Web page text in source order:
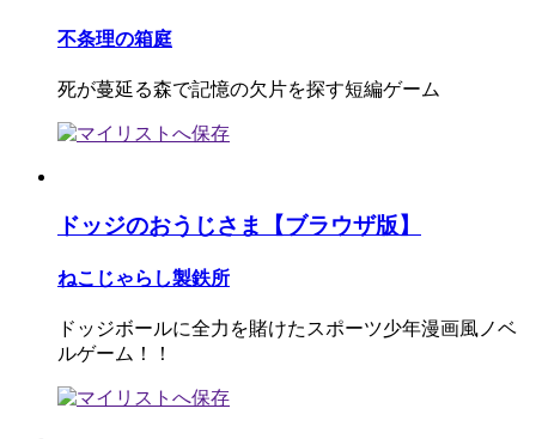
不条理の箱庭
死が蔓延る森で記憶の欠片を探す短編ゲーム
ドッジのおうじさま【ブラウザ版】
ねこじゃらし製鉄所
ドッジボールに全力を賭けたスポーツ少年漫画風ノベ
ルゲーム！！